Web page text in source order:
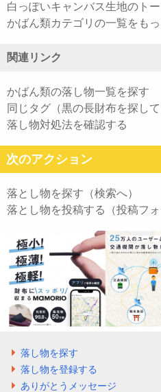
白っぽいキャンバス生地のト
かばん類カテゴリの一覧をも
関連リンク
かばん類の落し物一覧を探す
同じタグ（黒の長財布を探し
落し物対処法を確認する
次のアクション
落とし物を探す（検索へ）
落とし物を投稿する（投稿フォ
落し物を探す
落し物を登録する
ありがとうメッセージ